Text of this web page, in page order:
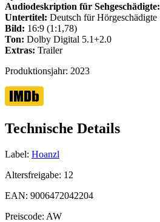
Audiodeskription für Sehgeschädigte:
Untertitel: Deutsch für Hörgeschädigte
Bild: 16:9 (1:1,78)
Ton: Dolby Digital 5.1+2.0
Extras: Trailer
Produktionsjahr: 2023
Technische Details
Label: Hoanzl
Altersfreigabe: 12
EAN: 9006472042204
Preiscode: AW